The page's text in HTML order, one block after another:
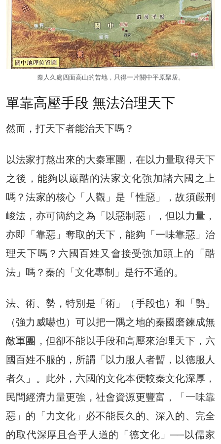
秦人久處四面高山的苦地，只得一片關中平原聚居。
單靠高壓手段 無法治理天下
然而，打天下者能治天下嗎？
以法家打熬出來的大秦軍團，在以力量取得天下
之後，能夠以嚴酷的法家文化強加諸六國之上
嗎？法家的核心「人觀」是「性惡」，故須嚴刑
峻法，亦可簡約之為「以惡制惡」，但以力量，
亦即「靠惡」奪取的天下，能夠「一味靠惡」治
理天下嗎？六國百姓又會接受強加頭上的「酷
法」嗎？秦的「文化專制」是行不通的。
法、術、勢，特別是「術」（手段也）和「勢」
（強力威嚇也）可以把一隅之地的秦國磨鍊成無
敵軍團，但卻不能以手段和高壓來治理天下，六
國百姓不服的，所謂「以力服人者暫，以德服人
者久」。此外，六國的文化本便較秦文化深厚，
民間經濟力量更強，社會資源更豐富，「一味靠
惡」的「力文化」必不能長久的、深入的、完全
的取代深厚且合乎人道的「德文化」──以儒家